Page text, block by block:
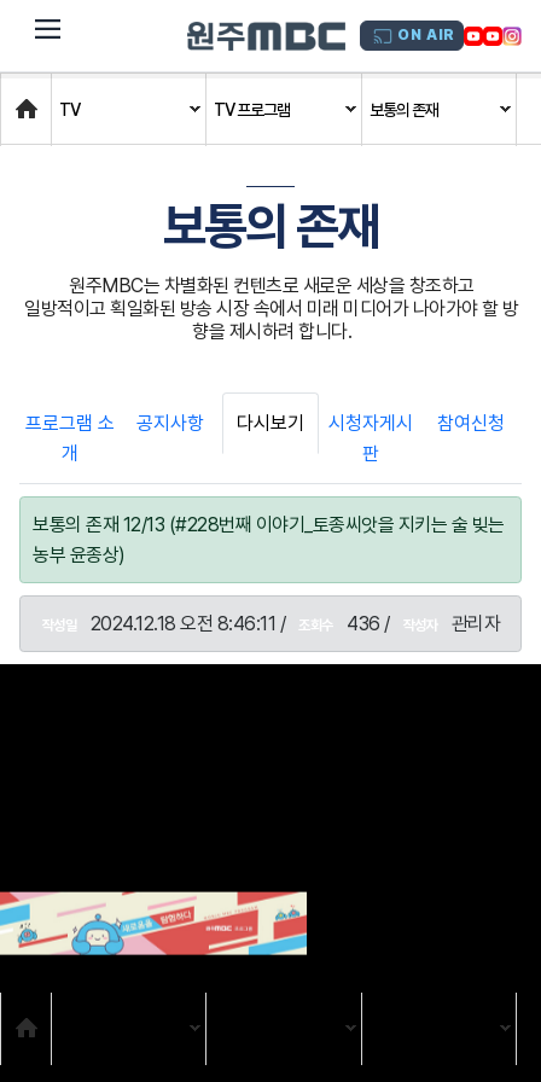
dehaze ON AIR
Home
TV TV 프로그램 보통의 존재
보통의 존재
원주MBC는 차별화된 컨텐츠로 새로운 세상을 창조하고
일방적이고 획일화된 방송 시장 속에서 미래 미디어가 나아가야 할 방
향을 제시하려 합니다.
프로그램 소
개
공지사항 다시보기
시청자게시
판
참여신청
보통의 존재 12/13 (#228번째 이야기_토종씨앗을 지키는 술 빚는
농부 윤종상)
작성일 2024.12.18 오전 8:46:11 / 조회수 436 / 작성자 관리자
Home